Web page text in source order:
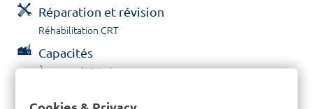
Réparation et révision
Réhabilitation CRT
Capacités
À propos / Historique